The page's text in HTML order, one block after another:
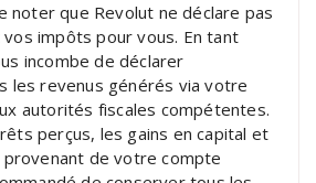
noter que Revolut ne déclare pas
impôts pour vous. En tant
incombe de déclarer
les revenus générés via votre
autorités fiscales compétentes.
perçus, les gains en capital et
de votre compte